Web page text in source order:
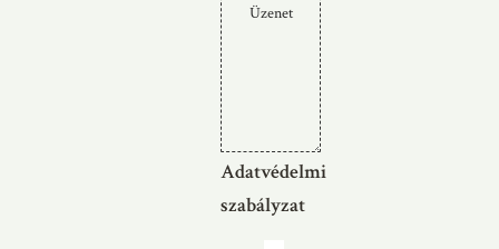
Adatvédelmi
szabályzat